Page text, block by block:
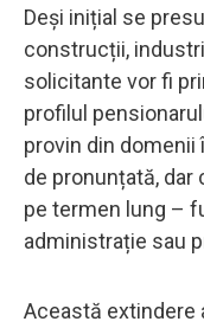
Deși inițial se
construcții,
solicitante vor fi
profilul
provin din
de pronunțată, dar
pe termen lung –
administrație sau
Această extindere